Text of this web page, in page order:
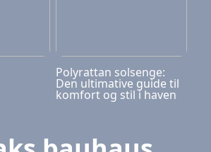
Polyrattan solsenge:
Den ultimative guide til
komfort og stil i haven